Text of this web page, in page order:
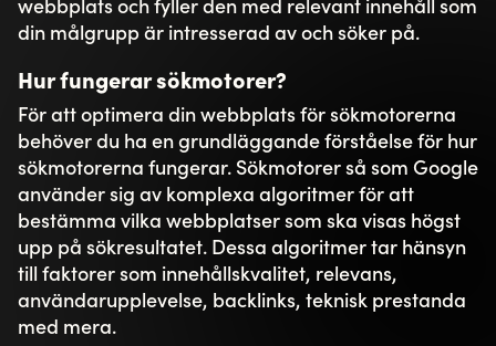
GDPR*
Jag har tagit del av Toxic integritetspolicy
och godkänner att Toxic lagrar och
hanterar mina personuppgifter i enligthet
med policyn.